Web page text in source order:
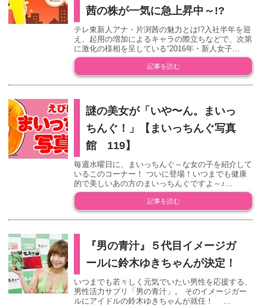
茜の株が一気に急上昇中～!?
テレ東新人アナ・片渕茜の魅力とは!?入社半年を迎
え、起用の増加によるキャラの際立ちなどで、次第
に激化の様相を呈している“2016年・新人女子...
記事を読む
謎の美女が「いや〜ん。まいっ
ちんぐ！」【まいっちんぐ写真
館 119】
毎週水曜日に、まいっちんぐ～な女の子を紹介して
いるこのコーナー！ ついに登場！いつまでも健康
的で美しいあの方のまいっちんぐですよ～♪...
記事を読む
『男の青汁』５代目イメージガ
ールに鈴木ゆきちゃんが決定！
いつまでも若々しく元気でいたい男性を応援する、
男性活力サプリ「男の青汁」。 そのイメージガー
ルにアイドルの鈴木ゆきちゃんが就任！ ...